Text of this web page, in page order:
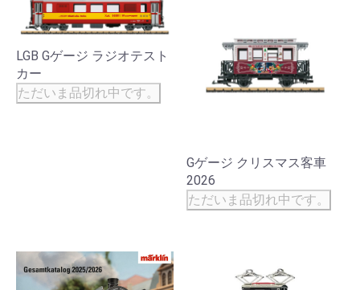
LGB Gゲージ ラジオテスト
カー
ただいま品切れ中です。
Gゲージ クリスマス客車
2026
ただいま品切れ中です。